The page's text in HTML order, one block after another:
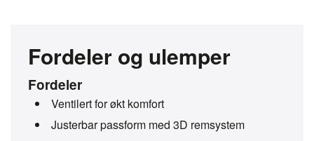
Fordeler og ulemper
Fordeler
Ventilert for økt komfort
Justerbar passform med 3D remsystem